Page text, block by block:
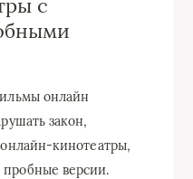
с
онлайн
закон,
онлайн-кинотеатры,
версии.